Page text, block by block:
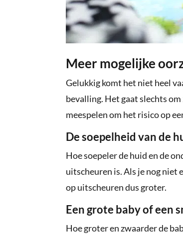
Meer mogelijke
Gelukkig komt het niet heel
bevalling. Het gaat slechts
meespelen om het risico op
De soepelheid van de
Hoe soepeler de huid en de
uitscheuren is. Als je nog niet
op uitscheuren dus groter.
Een grote baby of een
Hoe groter en zwaarder de